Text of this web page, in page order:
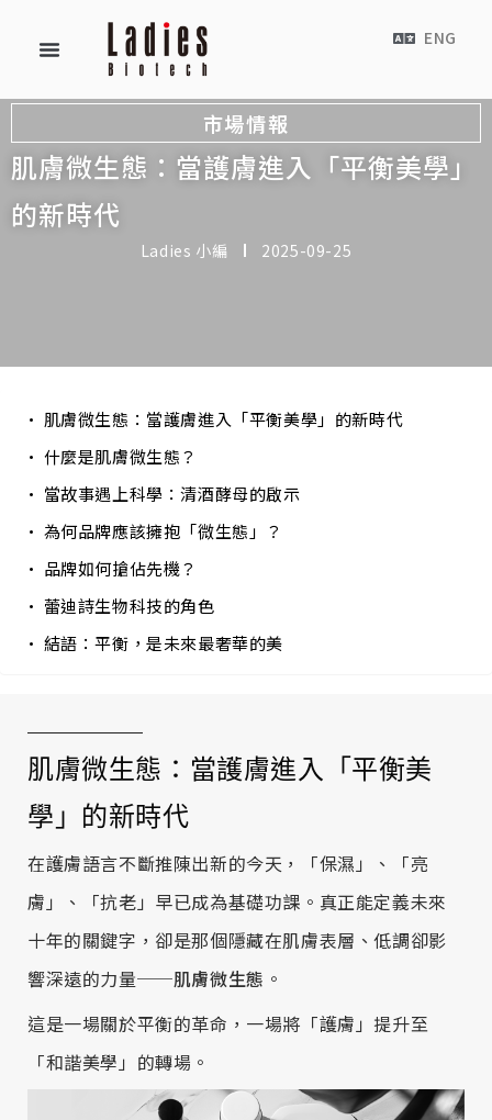
ENG
市場情報
肌膚微生態：當護膚進入「平衡美學」
的新時代
Ladies 小編 2025-09-25
肌膚微生態：當護膚進入「平衡美學」的新時代
什麼是肌膚微生態？
當故事遇上科學：清酒酵母的啟示
為何品牌應該擁抱「微生態」？
品牌如何搶佔先機？
蕾迪詩生物科技的角色
結語：平衡，是未來最奢華的美
肌膚微生態：當護膚進入「平衡美
學」的新時代
在護膚語言不斷推陳出新的今天，「保濕」、「亮
膚」、「抗老」早已成為基礎功課。真正能定義未來
十年的關鍵字，卻是那個隱藏在肌膚表層、低調卻影
響深遠的力量──肌膚微生態 。
這是一場關於平衡的革命，一場將「護膚」提升至
「和諧美學」的轉場。